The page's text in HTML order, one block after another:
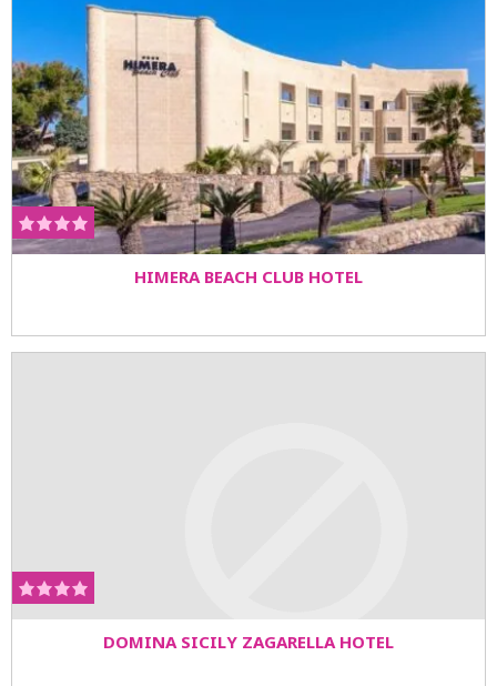
HIMERA BEACH CLUB HOTEL
DOMINA SICILY ZAGARELLA HOTEL